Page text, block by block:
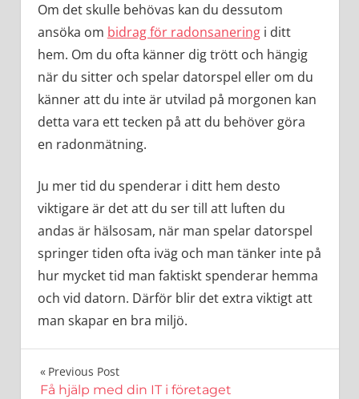
Om det skulle behövas kan du dessutom
ansöka om bidrag för radonsaneringi ditt
hem. Om du ofta känner dig trött och hängig
när du sitter och spelar datorspel eller om du
känner att du inte är utvilad på morgonen kan
detta vara ett tecken på att du behöver göra
en radonmätning.
Ju mer tid du spenderar i ditt hem desto
viktigare är det att du ser till att luften du
andas är hälsosam, när man spelar datorspel
springer tiden ofta iväg och man tänker inte på
hur mycket tid man faktiskt spenderar hemma
och vid datorn. Därför blir det extra viktigt att
man skapar en bra miljö.
Inläggsnavigering
Previous Post
Få hjälp med din IT i företaget